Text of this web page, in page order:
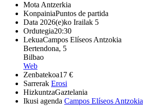
Mota Antzerkia
KonpainiaPuntos de partida
Data 2026(e)ko Irailak 5
Ordutegia20:30
LekuaCampos Elíseos Antzokia
Bertendona, 5
Bilbao
Web
Zenbatekoa17 €
Sarrerak Erosi
HizkuntzaGaztelania
Ikusi agenda Campos Elíseos Antzokia